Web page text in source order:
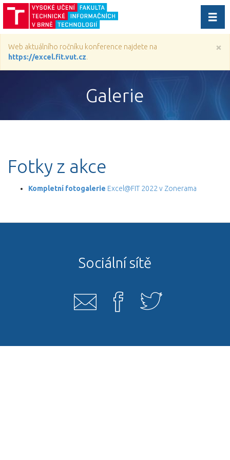
×
Web aktuálního ročníku konference najdete na
https://excel.fit.vut.cz.
Galerie
Fotky z akce
Kompletní fotogalerie Excel@FIT 2022 v Zonerama
Sociální sítě